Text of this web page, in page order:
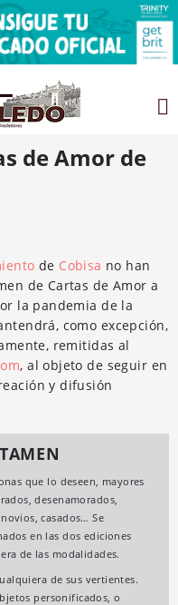
de Amor de
de Cobisa no han
de Cartas de Amor a
la pandemia de la
como excepción,
remitidas al
, al objeto de seguir en
y difusión
que lo deseen, mayores
desenamorados,
casados… Se
en las dos ediciones
de las modalidades.
de sus vertientes.
personificados, o